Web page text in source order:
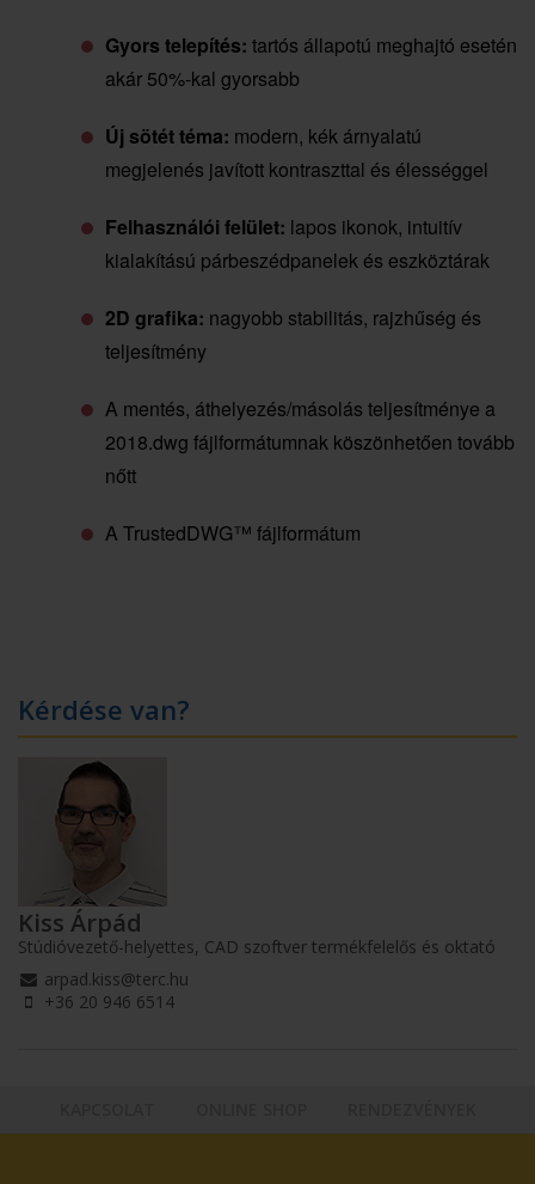
Gyors telepítés: tartós állapotú meghajtó esetén
akár 50%-kal gyorsabb
Új sötét téma: modern, kék árnyalatú
megjelenés javított kontraszttal és élességgel
Felhasználói felület: lapos ikonok, intuitív
kialakítású párbeszédpanelek és eszköztárak
2D grafika: nagyobb stabilitás, rajzhűség és
teljesítmény
A mentés, áthelyezés/másolás teljesítménye a
2018.dwg fájlformátumnak köszönhetően tovább
nőtt
A TrustedDWG™ fájlformátum
Kérdése van?
Kiss Árpád
Stúdióvezető-helyettes, CAD szoftver termékfelelős és oktató
arpad.kiss@terc.hu
+36 20 946 6514